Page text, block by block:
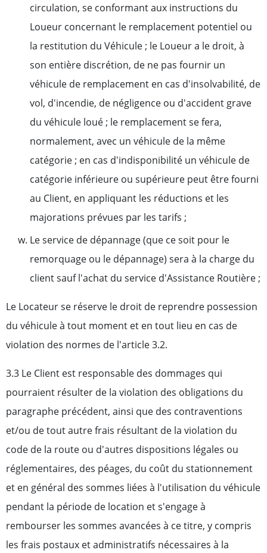
circulation, se conformant aux instructions du
Loueur concernant le remplacement potentiel ou
la restitution du Véhicule ; le Loueur a le droit, à
son entière discrétion, de ne pas fournir un
véhicule de remplacement en cas d'insolvabilité, de
vol, d'incendie, de négligence ou d'accident grave
du véhicule loué ; le remplacement se fera,
normalement, avec un véhicule de la même
catégorie ; en cas d'indisponibilité un véhicule de
catégorie inférieure ou supérieure peut être fourni
au Client, en appliquant les réductions et les
majorations prévues par les tarifs ;
Le service de dépannage (que ce soit pour le
remorquage ou le dépannage) sera à la charge du
client sauf l'achat du service d'Assistance Routière ;
Le Locateur se réserve le droit de reprendre possession
du véhicule à tout moment et en tout lieu en cas de
violation des normes de l'article 3.2.
3.3 Le Client est responsable des dommages qui
pourraient résulter de la violation des obligations du
paragraphe précédent, ainsi que des contraventions
et/ou de tout autre frais résultant de la violation du
code de la route ou d'autres dispositions légales ou
réglementaires, des péages, du coût du stationnement
et en général des sommes liées à l'utilisation du véhicule
pendant la période de location et s'engage à
rembourser les sommes avancées à ce titre, y compris
les frais postaux et administratifs nécessaires à la